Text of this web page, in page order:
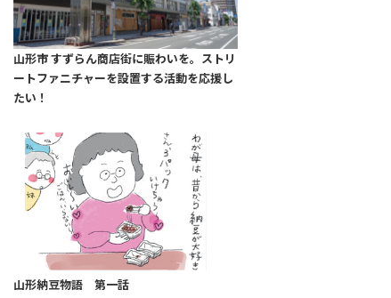
山形市 すずらん商店街に賑わいを。ストリ
ートファニチャーを設置する活動を応援し
たい！
山形納豆物語 第一話